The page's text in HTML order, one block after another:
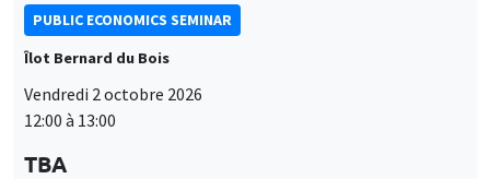
PUBLIC ECONOMICS SEMINAR
Îlot Bernard du Bois
Vendredi 2 octobre 2026
12:00 à 13:00
TBA